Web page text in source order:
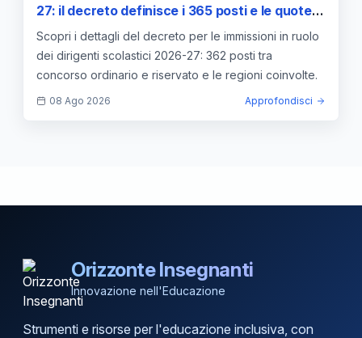
27: il decreto definisce i 365 posti e le quote
regionali
Scopri i dettagli del decreto per le immissioni in ruolo
dei dirigenti scolastici 2026-27: 362 posti tra
concorso ordinario e riservato e le regioni coinvolte.
08 Ago 2026 Approfondisci
Orizzonte Insegnanti
Innovazione nell'Educazione
Strumenti e risorse per l'educazione inclusiva, con